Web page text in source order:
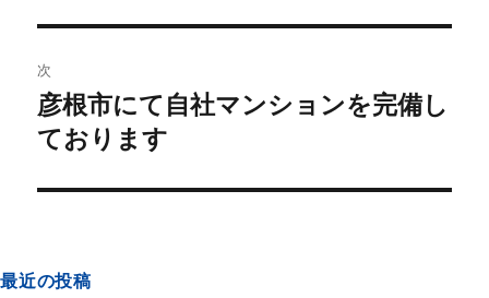
次
彦根市にて自社マンションを完備し
ております
最近の投稿